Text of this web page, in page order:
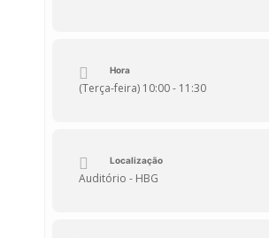
Hora
(Terça-feira) 10:00 - 11:30
Localização
Auditório - HBG